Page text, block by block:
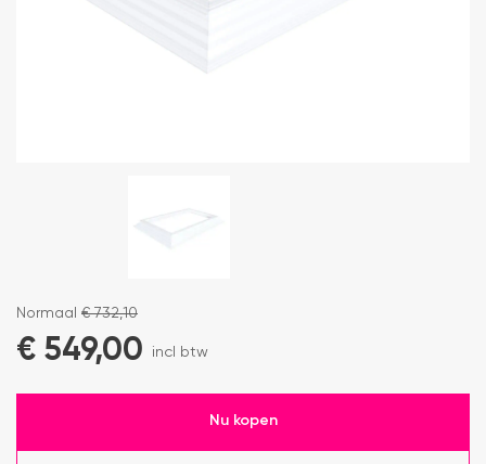
Normaal €732,10
€ 549,00 incl btw
Nu kopen